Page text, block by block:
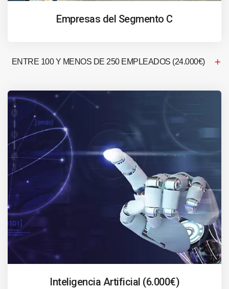
Empresas del Segmento C
ENTRE 100 Y MENOS DE 250 EMPLEADOS (24.000€)
Inteligencia Artificial (6.000€)